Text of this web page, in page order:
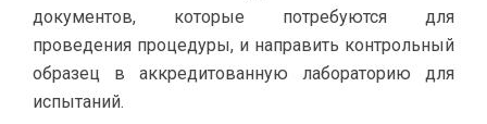
документов, которые потребуются для
проведения процедуры, и направить контрольный
образец в аккредитованную лабораторию для
испытаний.